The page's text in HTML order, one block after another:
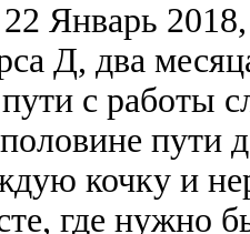
22 Январь
Д, два
с работы
пути
кочку и
где нужно